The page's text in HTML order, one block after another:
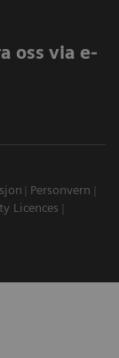
oss via e-
Personvern
Licences